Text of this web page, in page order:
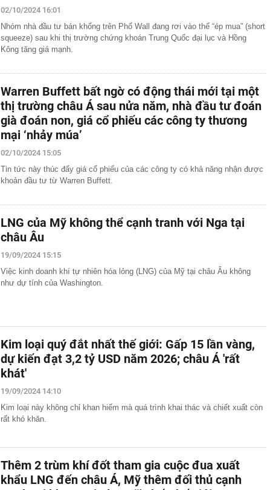
02/10/2024 16:01
Nhóm nhà đầu tư bán khống trên Phố Wall đang rơi vào thế “ép mua” (short
squeeze) sau khi thị trường chứng khoán Trung Quốc đại lục và Hồng
Kông tăng giá mạnh.
Warren Buffett bất ngờ có động thái mới tại một
thị trường châu Á sau nửa năm, nhà đầu tư đoán
già đoán non, giá cổ phiếu các công ty thương
mại ‘nhảy múa’
02/10/2024 15:05
Tin tức này thúc đẩy giá cổ phiếu của các công ty có khả năng nhận được
khoản đầu tư từ Warren Buffett.
LNG của Mỹ không thể cạnh tranh với Nga tại
châu Âu
19/09/2024 15:15
Việc kinh doanh khí tự nhiên hóa lỏng (LNG) của Mỹ tại châu Âu không
như dự tính của Washington.
Kim loại quý đắt nhất thế giới: Gấp 15 lần vàng,
dự kiến đạt 3,2 tỷ USD năm 2026; châu Á 'rất
khát'
19/09/2024 14:10
Kim loại này không chỉ khan hiếm mà quá trình khai thác và chiết xuất còn
rất khó khăn.
Thêm 2 trùm khí đốt tham gia cuộc đua xuất
khẩu LNG đến châu Á, Mỹ thêm đối thủ cạnh